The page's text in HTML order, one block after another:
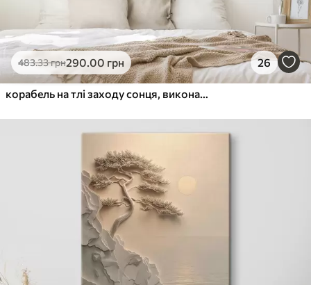
483.33грн290.00 грн 26
корабель на тлі заходу сонця, виконаний у техніці імпасто